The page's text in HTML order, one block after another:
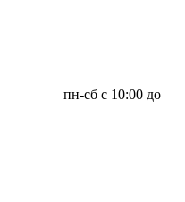
пн-сб с 10:00 до